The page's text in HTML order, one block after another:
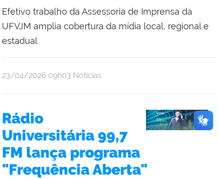
Efetivo trabalho da Assessoria de Imprensa da
UFVJM amplia cobertura da mídia local, regional e
estadual
publicado
23/04/2026 09h03 Notícias
Rádio
Universitária 99,7
FM lança programa
"Frequência Aberta"